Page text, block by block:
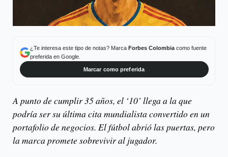
¿Te interesa este tipo de notas? Marca Forbes Colombiacomo fuente
preferida en Google.
Marcar como preferida
A punto de cumplir 35 años, el ‘10’ llega a la que
podría ser su última cita mundialista convertido en un
portafolio de negocios. El fútbol abrió las puertas, pero
la marca promete sobrevivir al jugador.